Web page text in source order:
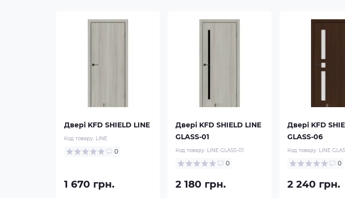
Двері KFD SHIELD LINE
Код товару: LINE
0
1 670 грн.
Двері KFD SHIELD LINE
GLASS-01
Код товару: LINE GLASS-01
0
2 180 грн.
Двері KFD
GLASS-06
Код товару: LINE
0
2 240 грн.